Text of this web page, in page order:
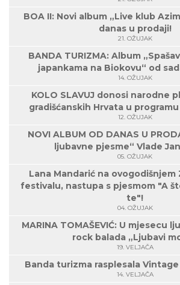
BOA II: Novi album „Live klub
danas u prodaji!
21. OŽUJAK
BANDA TURIZMA: Album
japankama na Biokovu“ od
14. OŽUJAK
KOLO SLAVUJ donosi narodne
gradišćanskih Hrvata u
12. OŽUJAK
NOVI ALBUM OD DANAS U
ljubavne pjesme“ Vlade
05. OŽUJAK
Lana Mandarić na ovogodišnjem
festivalu, nastupa s pjesmom "A
te"!
04. OŽUJAK
MARINA TOMAŠEVIĆ: U mjesecu
rock balada „Ljubavi
19. VELJAČA
Banda turizma rasplesala
14. VELJAČA